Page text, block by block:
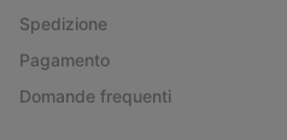
Spedizione
Pagamento
Domande frequenti